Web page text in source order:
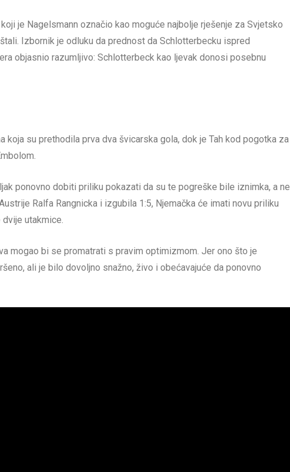
je Nagelsmann označio kao moguće najbolje rješenje za Svjetsko
Izbornik je odluku da prednost da Schlotterbecku ispred
objasnio razumljivo: Schlotterbeck kao ljevak donosi posebnu
koja su prethodila prva dva švicarska gola, dok je Tah kod pogotka za
ponovno dobiti priliku pokazati da su te pogreške bile iznimka, a ne
Ralfa Rangnicka i izgubila 1:5, Njemačka će imati novu priliku
utakmice.
mogao bi se promatrati s pravim optimizmom. Jer ono što je
ali je bilo dovoljno snažno, živo i obećavajuće da ponovno